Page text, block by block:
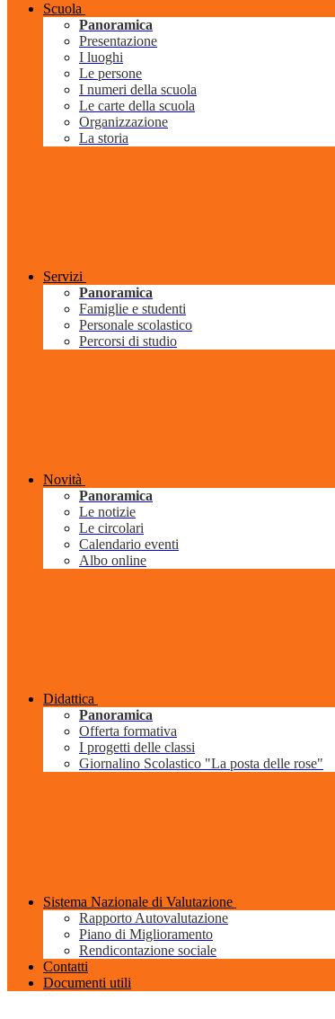
Scuola
Panoramica
Presentazione
I luoghi
Le persone
I numeri della scuola
Le carte della scuola
Organizzazione
La storia
Servizi
Panoramica
Famiglie e studenti
Personale scolastico
Percorsi di studio
Novità
Panoramica
Le notizie
Le circolari
Calendario eventi
Albo online
Didattica
Panoramica
Offerta formativa
I progetti delle classi
Giornalino Scolastico "La posta delle rose"
Sistema Nazionale di Valutazione
Rapporto Autovalutazione
Piano di Miglioramento
Rendicontazione sociale
Contatti
Documenti utili